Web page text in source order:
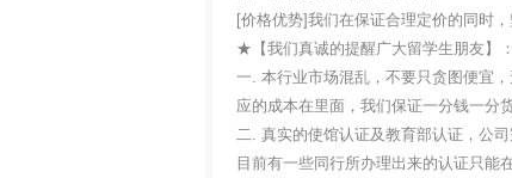
[价格优势]我们在保证合理定价的同时
★【我们真诚的提醒广大留学生朋友
一. 本行业市场混乱，不要只贪图便宜
应的成本在里面，我们保证一分钱一
二. 真实的使馆认证及教育部认证，公
目前有一些同行所办理出来的认证只能